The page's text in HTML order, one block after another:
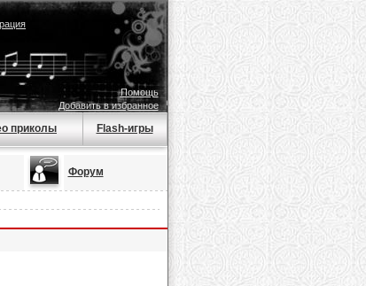
Помощь
Добавить в избранное
приколы Flash-игры
Форум